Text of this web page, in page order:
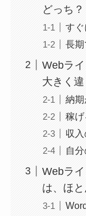
どっち？
す
長期
Webラ
大きく
納期
稼げ
収
自
Webラ
は、ほ